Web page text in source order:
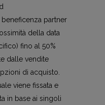
partner
della data
fino al 50%
dalle vendite
di acquisto.
viene fissata e
in base ai singoli